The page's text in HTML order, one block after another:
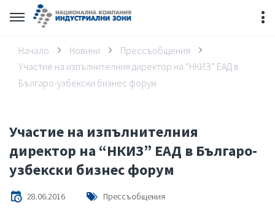
Начало Новини
Прессъобщения
Участие на изпълнителния директор на “НКИЗ” ЕАД в
Българо-узбекски бизнес форум
Участие на изпълнителния
директор на “НКИЗ” ЕАД в Българо-
узбекски бизнес форум
28.06.2016 Прессъобщения